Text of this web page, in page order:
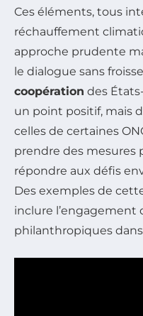
Ces éléments, tous
réchauffement
approche prudente
le dialogue sans
coopération des
un point positif, mais
celles de certaines
prendre des mesures
répondre aux défis
Des exemples de
inclure l’engagement
philanthropiques